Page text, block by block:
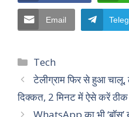
Email
Categories
Tech
टेलीग्राम फिर से हुआ
दिक्कत, 2 मिनट में ऐसे करें ठीक
WhatsApp का भी ‘बॉस’